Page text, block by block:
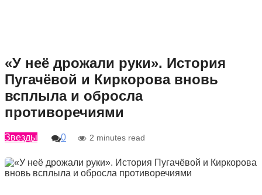
«У неё дрожали руки». История
Пугачёвой и Киркорова вновь
всплыла и обросла
противоречиями
Звезды 0 2 minutes read